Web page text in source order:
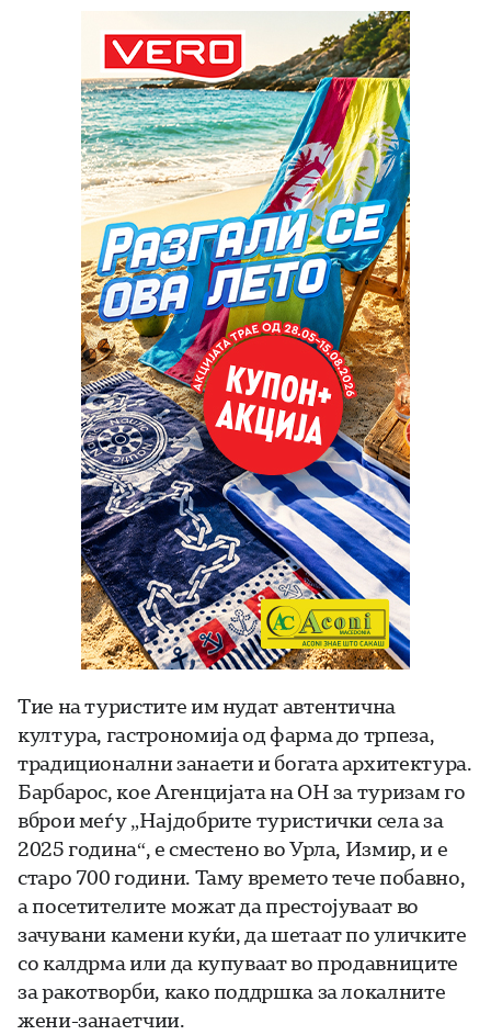
Тие на туристите им нудат автентична
култура, гастрономија од фарма до трпеза,
традиционални занаети и богата архитектура.
Барбарос, кое Агенцијата на ОН за туризам го
вброи меѓу „Најдобрите туристички села за
2025 година“, е сместено во Урла, Измир, и е
старо 700 години. Таму времето тече побавно,
а посетителите можат да престојуваат во
зачувани камени куќи, да шетаат по уличките
со калдрма или да купуваат во продавниците
за ракотворби, како поддршка за локалните
жени-занаетчии.